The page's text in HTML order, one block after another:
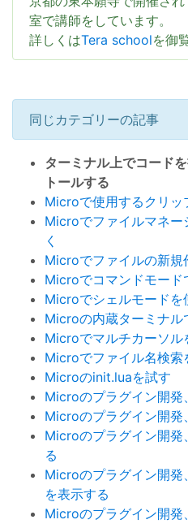
室で講師をしています。
詳しくはTera schoolを御
同じカテゴリーの記事
ターミナル上でコード
トールする
Microで使用するクリッ
Microでファイルマネー
く
Microでファイルの新規
Microでコマンドモード
Microでシェルモードを
Microの内蔵ターミナル
Microでマルチカーソル
Microでファイル名検索
Microのinit.luaを試す
Microのプラグイン開発
Microのプラグイン開発
Microのプラグイン開発
る
Microのプラグイン開発
を表示する
Microのプラグイン開発